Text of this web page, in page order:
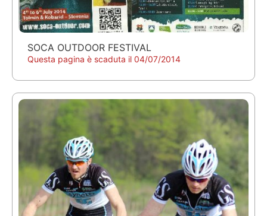
SOCA OUTDOOR FESTIVAL
Questa pagina è scaduta il 04/07/2014